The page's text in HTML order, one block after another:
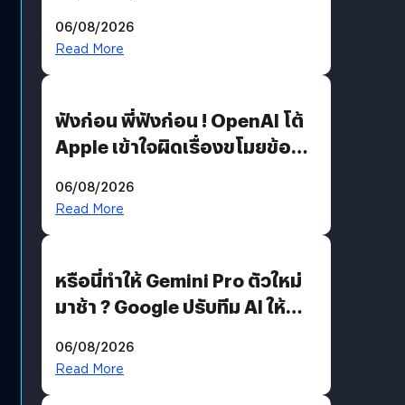
รหัสผ่านหลุด ไม่ใช่แฮ็กเกอร์
06/08/2026
Read More
ฟังก่อน พี่ฟังก่อน ! OpenAI โต้
Apple เข้าใจผิดเรื่องขโมยข้อมูล
06/08/2026
Read More
หรือนี่ทำให้ Gemini Pro ตัวใหม่
มาช้า ? Google ปรับทีม AI ให้
AGI
06/08/2026
Read More